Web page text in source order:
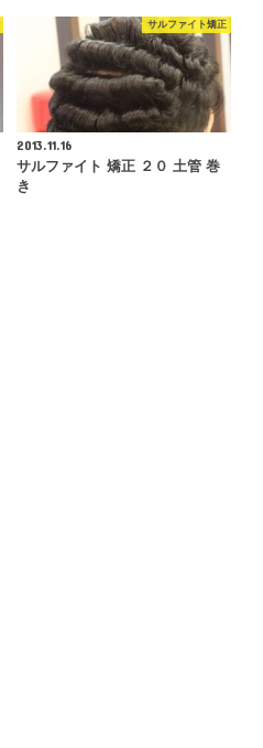
サルファイト矯正
2013.11.16
サルファイト 矯正 ２０ 土管 巻
き